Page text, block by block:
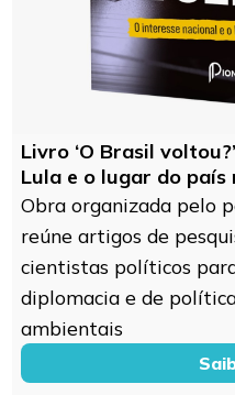
Livro ‘O Brasil
Lula e o lugar do país
Obra organizada pelo
reúne artigos de
cientistas políticos
diplomacia e de
ambientais